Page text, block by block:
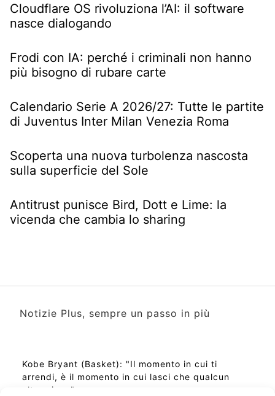
Cloudflare OS rivoluziona l’AI: il software
nasce dialogando
Frodi con IA: perché i criminali non hanno
più bisogno di rubare carte
Calendario Serie A 2026/27: Tutte le partite
di Juventus Inter Milan Venezia Roma
Scoperta una nuova turbolenza nascosta
sulla superficie del Sole
Antitrust punisce Bird, Dott e Lime: la
vicenda che cambia lo sharing
Notizie Plus, sempre un passo in più
Kobe Bryant (Basket): "Il momento in cui ti
arrendi, è il momento in cui lasci che qualcun
altro vinca"